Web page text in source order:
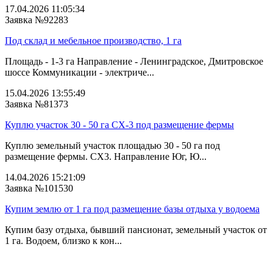
17.04.2026 11:05:34
Заявка №92283
Под склад и мебельное производство, 1 га
Площадь - 1-3 га Направление - Ленинградское, Дмитровское
шоссе Коммуникации - электриче...
15.04.2026 13:55:49
Заявка №81373
Куплю участок 30 - 50 га СХ-3 под размещение фермы
Куплю земельный участок площадью 30 - 50 га под
размещение фермы. СХ3. Направление Юг, Ю...
14.04.2026 15:21:09
Заявка №101530
Купим землю от 1 га под размещение базы отдыха у водоема
Купим базу отдыха, бывший пансионат, земельный участок от
1 га. Водоем, близко к кон...